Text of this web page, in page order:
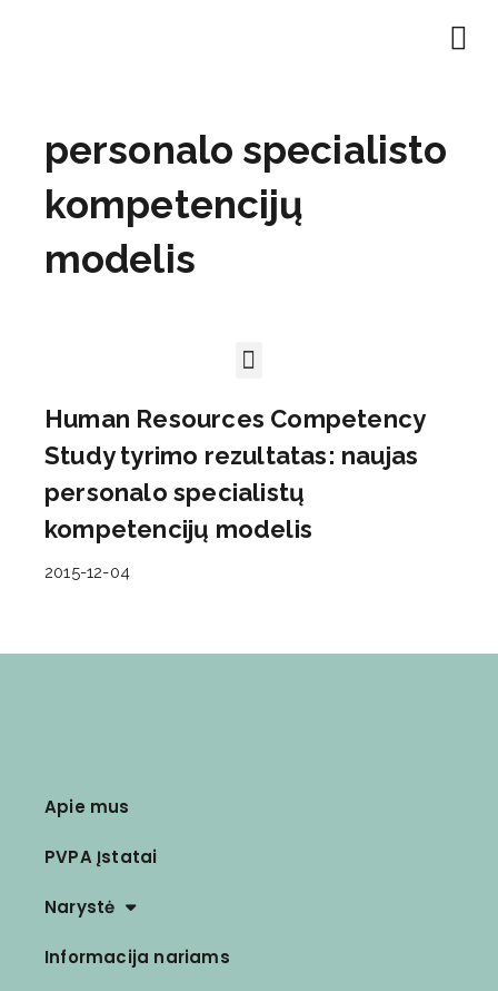
personalo specialisto
kompetencijų
modelis
Human Resources Competency
Study tyrimo rezultatas: naujas
personalo specialistų
kompetencijų modelis
2015-12-04
Apie mus
PVPA Įstatai
Narystė
Informacija nariams